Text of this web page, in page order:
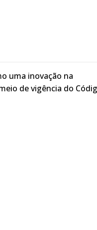
uma inovação na
de vigência do